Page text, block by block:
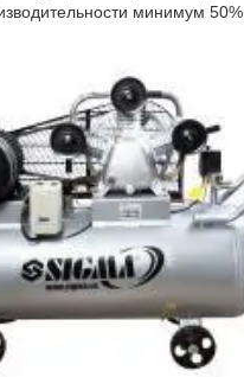
минимум 50%.